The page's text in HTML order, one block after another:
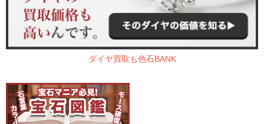
ダイヤ買取も色石BANK